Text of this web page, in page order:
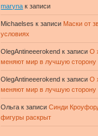
maryna к записи
Michaelses к записи Маски от
условиях
OlegAntineeerokend к записиО
меняют мир в лучшую сторону
OlegAntineeerokend к записиО
меняют мир в лучшую сторону
Ольга к записиСинди
фигуры раскрыт